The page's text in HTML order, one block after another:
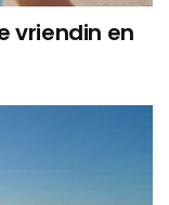
vriendin en